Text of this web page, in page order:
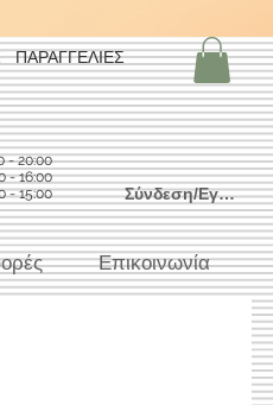
ΠΑΡΑΓΓΕΛΙΕΣ
- 20:00
- 16:00
- 15:00
Σύνδεση/Εγγραφή
Επικοινωνία